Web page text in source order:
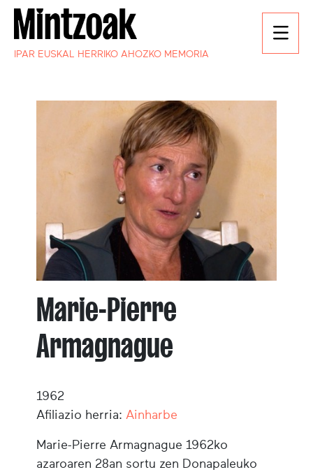
IPAR EUSKAL HERRIKO AHOZKO MEMORIA
Marie-Pierre
Armagnague
1962
Afiliazio herria: Ainharbe
Marie-Pierre Armagnague 1962ko
azaroaren 28an sortu zen Donapaleuko